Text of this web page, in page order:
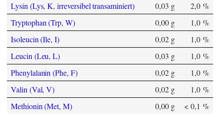
Lysin (Lys, K, irreversibel transaminiert) 0,03 g
2,0 %
Tryptophan (Trp, W)
0,00 g
1,0 %
Isoleucin (Ile, I)
0,02 g
1,0 %
Leucin (Leu, L)
0,03 g
1,0 %
Phenylalanin (Phe, F)
0,02 g
1,0 %
Valin (Val, V)
0,02 g
1,0 %
Methionin (Met, M)
0,00 g < 0,1 %